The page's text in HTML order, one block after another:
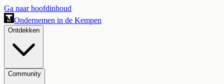
Ga naar hoofdinhoud
Ondernemen in de Kempen
Ontdekken
Community